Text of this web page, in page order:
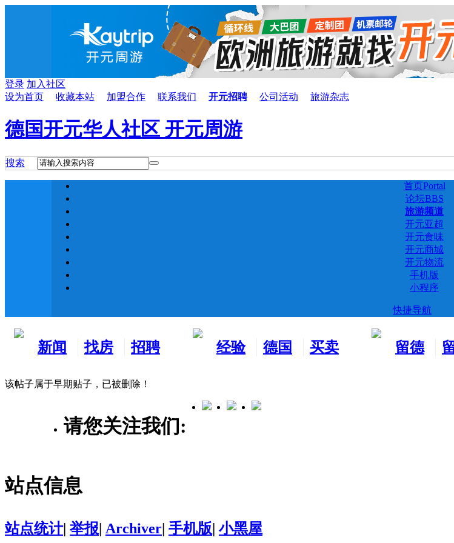
登录 加入社区
设为首页
收藏本站 加盟合作 联系我们 开元招聘 公司活动 旅游杂志
德国开元华人社区 开元周游
搜索
首页Portal
论坛BBS
旅游频道
开元亚超
开元食味
开元商城
开元物流
手机版
小程序
快捷导航
新闻
找房
招聘
经验
德国
买卖
留德
该帖子属于早期贴子，已被删除！
请您关注我们:
站点信息
站点统计| 举报| Archiver| 手机版| 小黑屋